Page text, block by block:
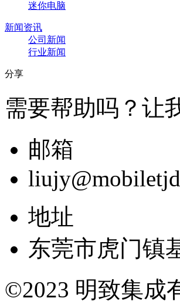
迷你电脑
新闻资讯
公司新闻
行业新闻
分享
需要帮助吗？让
邮箱
地址
东莞市虎门镇
©2023 明致集成